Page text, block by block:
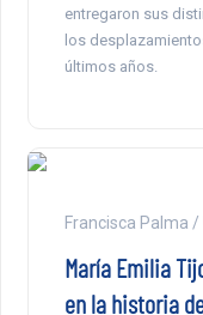
entregaron sus
los
últimos años.
Francisca Palma /
María Emilia
en la historia